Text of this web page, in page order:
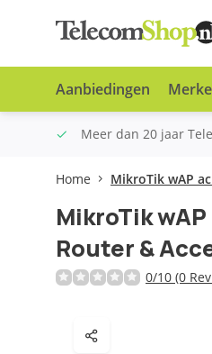
Aanbiedingen
Meer dan 20 jaar
Home MikroTik wAP
MikroTik
Router &
0/10 (0